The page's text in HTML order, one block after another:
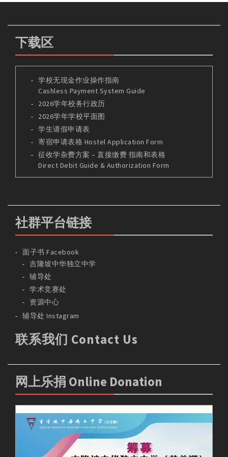
下载区
学校无现金作业操作指南
Cashless Payment System Guide
2026学年校务行政历
2026学年学校平面图
学生请假申请表
寄宿申请表格 Hostel Application Form
征收学杂费方案 – 直接缴费 指南和表格
Direct Debit Guide & Authorization Form
社群平台链接
面子书 Facebook
吉隆坡中华独立中学
辅导处
学术竞赛处
资源中心
辅导处 Instagram
联系我们 Contact Us
网上乐捐 Online Donation